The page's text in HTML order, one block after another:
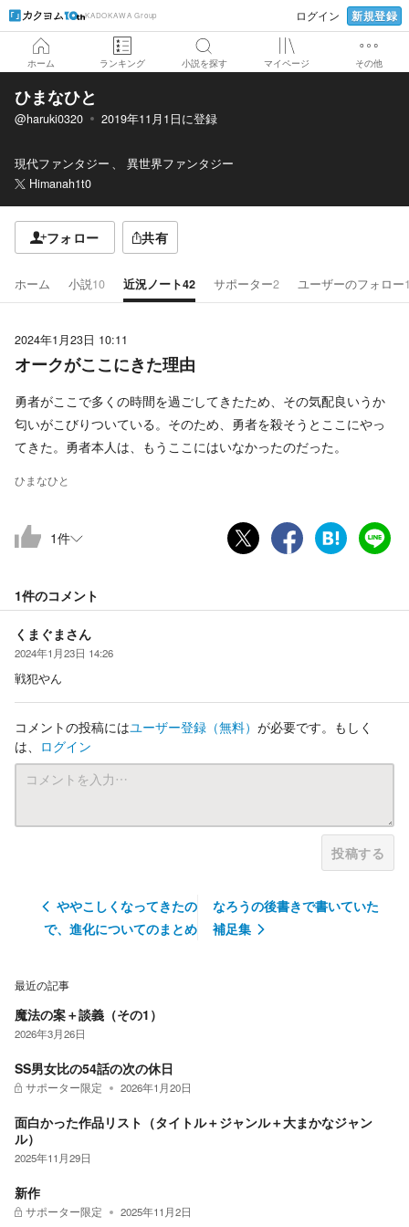
KADOKAWA Group ログイン 新規登録
ホーム ランキング 小説を探す マイページ その他
ひまなひと
@haruki0320 2019年11月1日に登録
現代ファンタジー
異世界ファンタジー
Himanah1t0
フォロー 共有
ホーム 小説10 近況ノート42 サポーター2 ユーザーのフォロー
2024年1月23日 10:11
オークがここにきた理由
勇者がここで多くの時間を過ごしてきたため、その気配良いうか
匂いがこびりついている。そのため、勇者を殺そうとここにやっ
てきた。勇者本人は、もうここにはいなかったのだった。
ひまなひと
1件
1件のコメント
くまぐまさん
2024年1月23日 14:26
戦犯やん
コメントの投稿にはユーザー登録 （無料） が必要です。もしく
は、 ログイン
投稿する
ややこしくなってきたの
で、進化についてのまとめ
なろうの後書きで書いていた
補足集
最近の記事
魔法の案＋談義（その1）
2026年3月26日
SS男女比の54話の次の休日
サポーター限定 2026年1月20日
面白かった作品リスト（タイトル＋ジャンル＋大まかなジャン
ル）
2025年11月29日
新作
サポーター限定 2025年11月2日